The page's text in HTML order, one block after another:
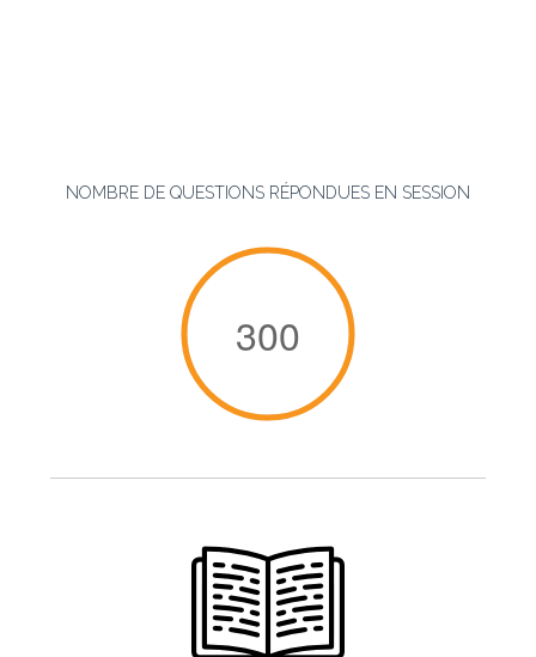
NOMBRE DE QUESTIONS RÉPONDUES EN SESSION
300